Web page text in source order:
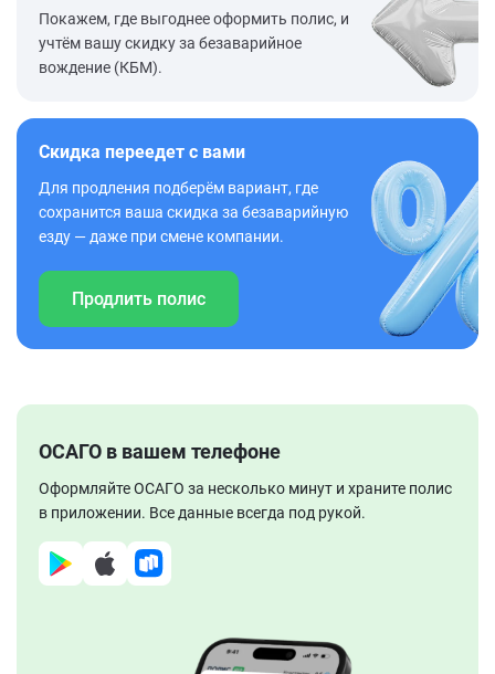
Покажем, где выгоднее оформить полис, и
учтём вашу скидку за безаварийное
вождение (КБМ).
Скидка переедет с вами
Для продления подберём вариант, где
сохранится ваша скидка за безаварийную
езду — даже при смене компании.
Продлить полис
ОСАГО в вашем телефоне
Оформляйте ОСАГО за несколько минут и храните полис
в приложении. Все данные всегда под рукой.